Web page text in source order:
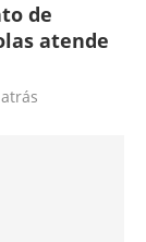
de
atende